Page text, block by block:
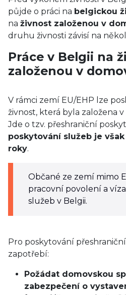
půjde o práci na belgickou
na živnost založenou v
druhu živnosti závisí na
Práce v Belgii na
založenou v
V rámci zemí EU/EHP lze
živnost, která byla založena
Jde o tzv. přeshraniční
poskytování služeb je
roky.
Občané ze zemí mimo
pracovní povolení a
služeb v Belgii.
Pro poskytování
zapotřebí:
Požádat domovskou
zabezpečení o